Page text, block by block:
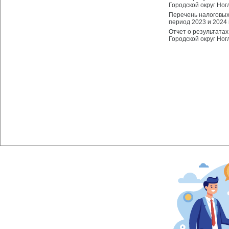
Городской округ
Перечень
период 2023 и 2024
Отчет о
Городской округ